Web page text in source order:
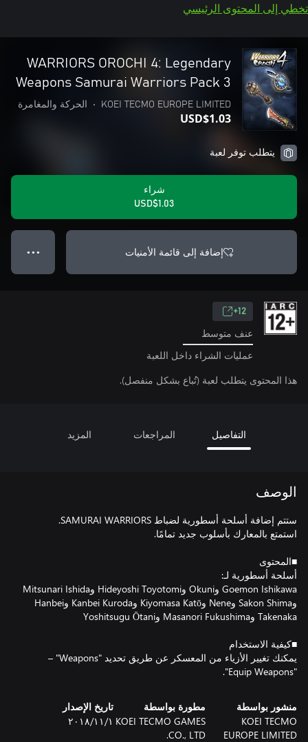
تخطي إلى المحتوى الرئيسي
WARRIORS OROCHI 4: Legendary
Weapons Samurai Warriors Pack 3
KOEI TECMO EUROPE LIMITED
• الحركة والمغامرة
USD$1.03
يتطلب توفر لعبة
شراء
USD$1.03
إضافة إلى قائمة الأمنيات ● ● ●
12+
عنف متوسط
عمليات الشراء داخل اللعبة
هذا المحتوى يتطلب لعبة (تُباع بشكل منفصل).
التفاصيل المراجعات المزيد
الوصف
Goemon Ishikawa وOkuni وHideyoshi Toyotomi وMitsunari Ishida
وSakon Shima وNene وKiyomasa Katō وKanbei Kuroda وHanbei
يمكنك تغيير الأزياء من المعسكر عن طريق تحديد "Weapons"‏ –
"Equip Weapons".
منشور بواسطة
KOEI TECMO
EUROPE LIMITED
مطورة بواسطة
KOEI TECMO GAMES
CO., LTD.
تاريخ الإصدار
١‏/١١‏/٢٠١٨